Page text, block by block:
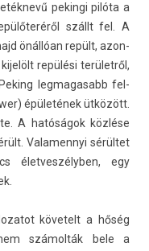
pekin­gi pilóta a
szállt fel. A
önállóan repült, azon­
repülési területről,
leg­magasabb fel­
épületének ütközött.
A hatóságok közlése
Valamen­nyi sérültet
élet­veszélyb­en, egy
követelt a hőség
számolták bele a